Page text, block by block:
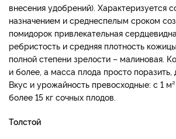
внесения удобрений). Характеризуется
назначением и среднеспелым сроком
помидорок привлекательная
ребристость и средняя плотность
полной степени зрелости – малиновая.
и более, а масса плода просто поразить,
Вкус и урожайность превосходные: с 1
более 15 кг сочных плодов.
Толстой